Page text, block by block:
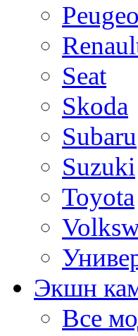
Seat
Skoda
Subaru
Suzuki
Toyota
Экшн
Все